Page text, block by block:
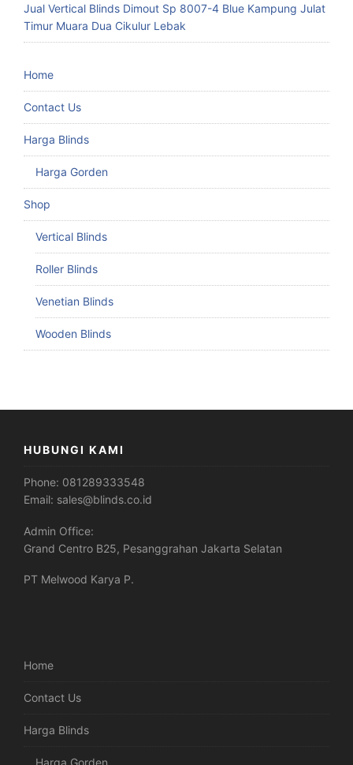
Jual Vertical Blinds Dimout Sp 8007-4 Blue Kampung Julat
Timur Muara Dua Cikulur Lebak
Home
Contact Us
Harga Blinds
Harga Gorden
Shop
Vertical Blinds
Roller Blinds
Venetian Blinds
Wooden Blinds
HUBUNGI KAMI
Phone: 081289333548
Email: sales@blinds.co.id
Admin Office:
Grand Centro B25, Pesanggrahan Jakarta Selatan
PT Melwood Karya P.
Home
Contact Us
Harga Blinds
Harga Gorden